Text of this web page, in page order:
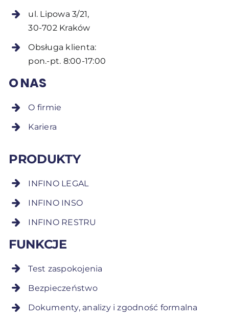
ul. Lipowa 3/21,
30-702 Kraków
Obsługa klienta:
pon.-pt. 8:00-17:00
O NAS
O firmie
Kariera
PRODUKTY
INFINO LEGAL
INFINO INSO
INFINO RESTRU
FUNKCJE
Test zaspokojenia
Bezpieczeństwo
Dokumenty, analizy i zgodność formalna